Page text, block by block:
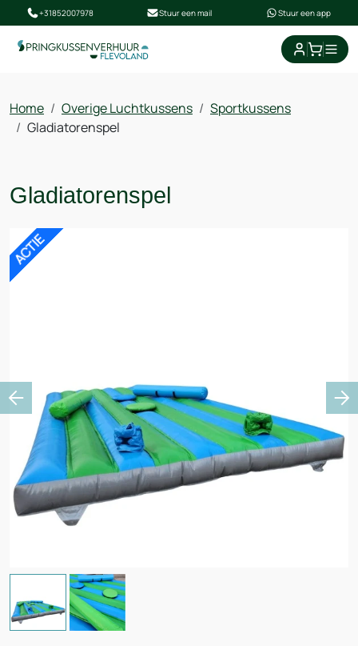
+31852007978 Stuur een mail Stuur een app
Home Overige Luchtkussens
Sportkussens
Gladiatorenspel
Gladiatorenspel
ACTIE
Previous